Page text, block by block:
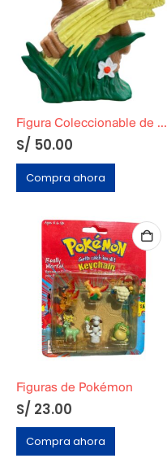
Figura Coleccionable de E.T el extraterrestre »Trigo»
S/ 50.00
Compra ahora
Figuras de Pokémon
S/ 23.00
Compra ahora